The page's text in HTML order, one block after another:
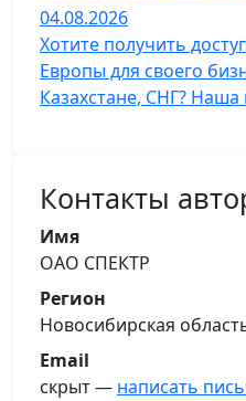
04.08.2026
Хотите получить
Европы для своего
Казахстане, СНГ?
Контакты
Имя
ОАО СПЕКТР
Регион
Новосибирская
Email
скрыт — написать